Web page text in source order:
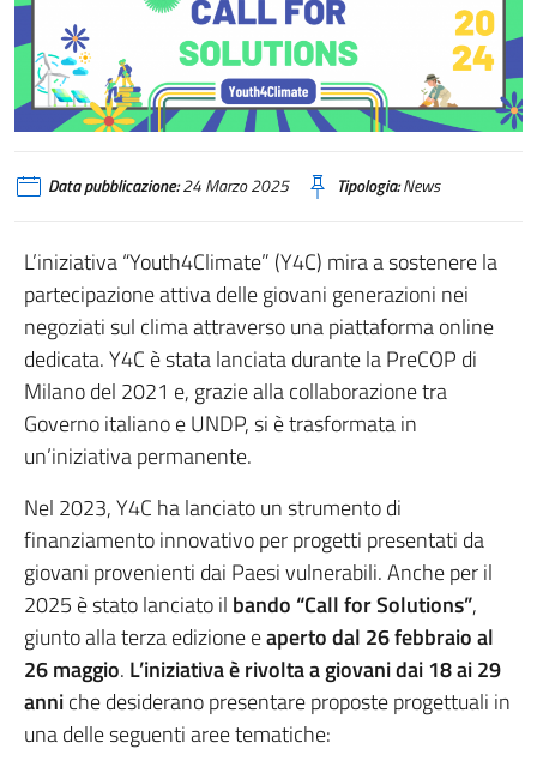
Data pubblicazione:24 Marzo 2025 Tipologia:News
L’iniziativa “Youth4Climate” (Y4C) mira a sostenere la
partecipazione attiva delle giovani generazioni nei
negoziati sul clima attraverso una piattaforma online
dedicata. Y4C è stata lanciata durante la PreCOP di
Milano del 2021 e, grazie alla collaborazione tra
Governo italiano e UNDP, si è trasformata in
un’iniziativa permanente.
Nel 2023, Y4C ha lanciato un strumento di
finanziamento innovativo per progetti presentati da
giovani provenienti dai Paesi vulnerabili. Anche per il
2025 è stato lanciato il bando “Call for Solutions”,
giunto alla terza edizione eaperto dal 26 febbraio al
26 maggio. L’iniziativa è rivolta a giovani dai 18 ai 29
anniche desiderano presentare proposte progettuali in
una delle seguenti aree tematiche: